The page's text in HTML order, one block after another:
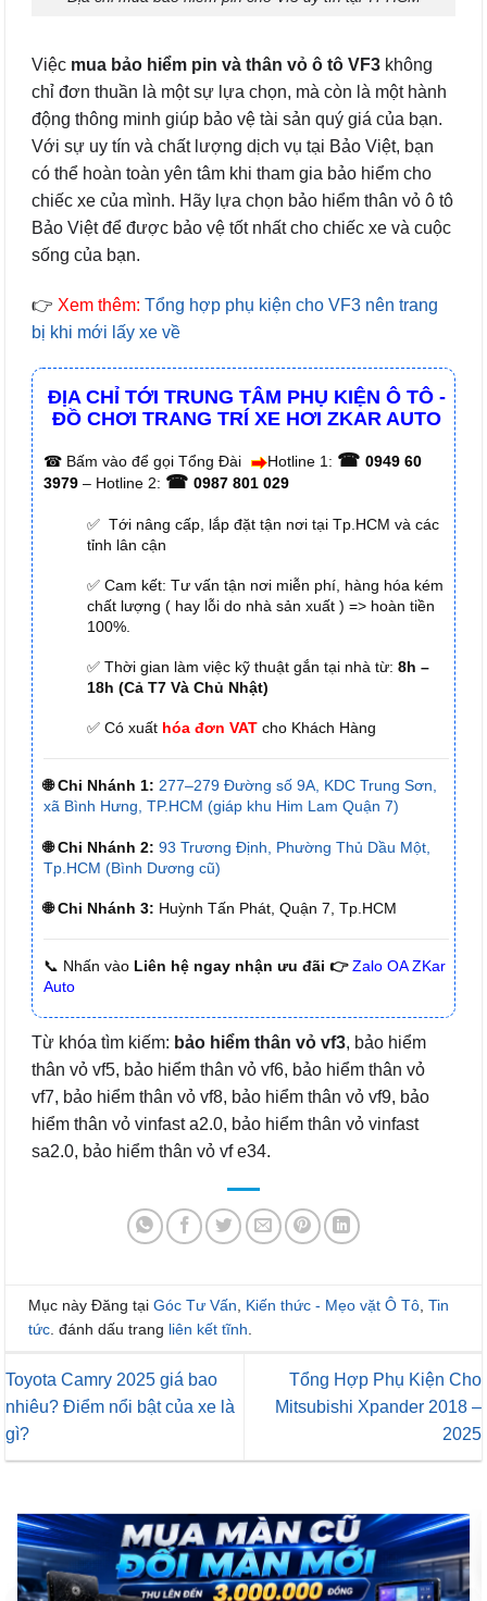
Việc mua bảo hiểm pin và thân vỏ ô tô VF3 không
chỉ đơn thuần là một sự lựa chọn, mà còn là một hành
động thông minh giúp bảo vệ tài sản quý giá của bạn.
Với sự uy tín và chất lượng dịch vụ tại Bảo Việt, bạn
có thể hoàn toàn yên tâm khi tham gia bảo hiểm cho
chiếc xe của mình. Hãy lựa chọn bảo hiểm thân vỏ ô tô
Bảo Việt để được bảo vệ tốt nhất cho chiếc xe và cuộc
sống của bạn.
👉 Xem thêm: Tổng hợp phụ kiện cho VF3 nên trang
bị khi mới lấy xe về
ĐỊA CHỈ TỚI TRUNG TÂM PHỤ KIỆN Ô TÔ -
ĐỒ CHƠI TRANG TRÍ XE HƠI ZKAR AUTO
☎ Bấm vào để gọi Tổng Đài Hotline 1: ☎ 0949 60
3979 – Hotline 2: ☎ 0987 801 029
✅ Tới nâng cấp, lắp đặt tận nơi tại Tp.HCM và các
tỉnh lân cận
✅ Cam kết: Tư vấn tận nơi miễn phí, hàng hóa kém
chất lượng ( hay lỗi do nhà sản xuất ) => hoàn tiền
100%.
✅ Thời gian làm việc kỹ thuật gắn tại nhà từ: 8h –
18h (Cả T7 Và Chủ Nhật)
✅ Có xuất hóa đơn VAT cho Khách Hàng
🌐 Chi Nhánh 1: 277–279 Đường số 9A, KDC Trung Sơn,
xã Bình Hưng, TP.HCM (giáp khu Him Lam Quận 7)
🌐 Chi Nhánh 2: 93 Trương Định, Phường Thủ Dầu Một,
Tp.HCM (Bình Dương cũ)
🌐 Chi Nhánh 3: Huỳnh Tấn Phát, Quận 7, Tp.HCM
📞 Nhấn vào Liên hệ ngay nhận ưu đãi 👉 Zalo OA ZKar
Auto
Từ khóa tìm kiếm: bảo hiểm thân vỏ vf3, bảo hiểm
thân vỏ vf5, bảo hiểm thân vỏ vf6, bảo hiểm thân vỏ
vf7, bảo hiểm thân vỏ vf8, bảo hiểm thân vỏ vf9, bảo
hiểm thân vỏ vinfast a2.0, bảo hiểm thân vỏ vinfast
sa2.0, bảo hiểm thân vỏ vf e34.
Mục này Đăng tại Góc Tư Vấn Kiến thức - Mẹo vặt Ô Tô Tin
tức . đánh dấu trang liên kết tĩnh
Toyota Camry 2025 giá bao
nhiêu? Điểm nổi bật của xe là
gì?
Tổng Hợp Phụ Kiện Cho
Mitsubishi Xpander 2018 –
2025